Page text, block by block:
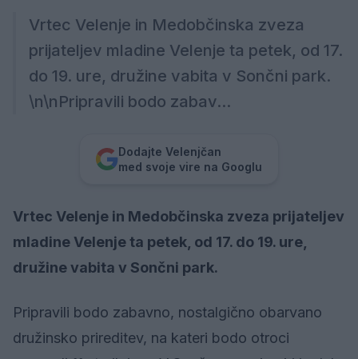
Vrtec Velenje in Medobčinska zveza
prijateljev mladine Velenje ta petek, od 17.
do 19. ure, družine vabita v Sončni park.
\n\nPripravili bodo zabav...
Dodajte Velenjčan
med svoje vire na Googlu
Vrtec Velenje in Medobčinska zveza prijateljev
mladine Velenje ta petek, od 17. do 19. ure,
družine vabita v Sončni park.
Pripravili bodo zabavno, nostalgično obarvano
družinsko prireditev, na kateri bodo otroci